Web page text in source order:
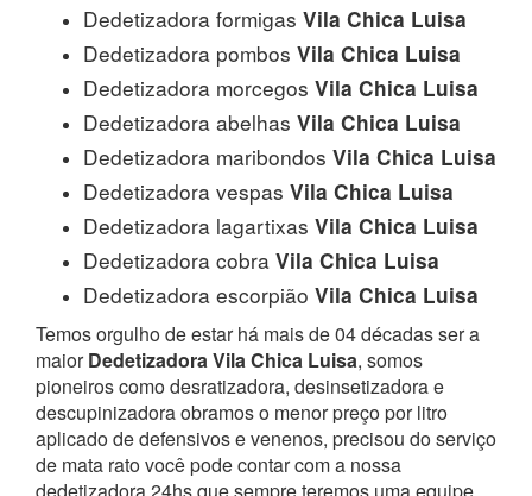
Dedetizadora formigas Vila Chica Luisa
Dedetizadora pombos Vila Chica Luisa
Dedetizadora morcegos Vila Chica Luisa
Dedetizadora abelhas Vila Chica Luisa
Dedetizadora maribondos Vila Chica Luisa
Dedetizadora vespas Vila Chica Luisa
Dedetizadora lagartixas Vila Chica Luisa
Dedetizadora cobra Vila Chica Luisa
Dedetizadora escorpião Vila Chica Luisa
Temos orgulho de estar há mais de 04 décadas ser a
maiorDedetizadora Vila Chica Luisa, somos
pioneiros como desratizadora, desinsetizadora e
descupinizadora obramos o menor preço por litro
aplicado de defensivos e venenos, precisou do serviço
de mata rato você pode contar com a nossa
dedetizadora 24hs que sempre teremos uma equipe